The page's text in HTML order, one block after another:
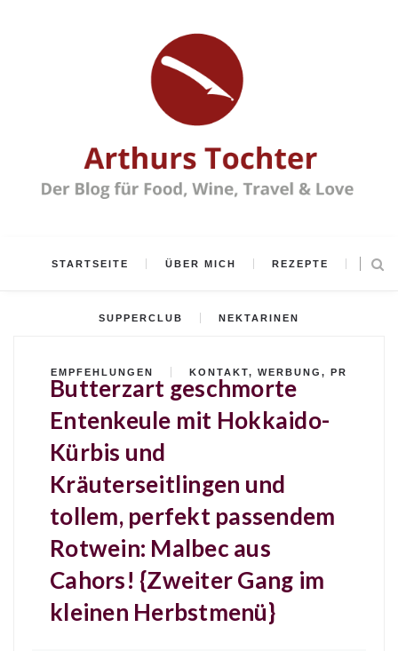
STARTSEITE ÜBER MICH REZEPTE
SUPPERCLUB NEKTARINEN
EMPFEHLUNGEN KONTAKT, WERBUNG, PR
Butterzart geschmorte
Entenkeule mit Hokkaido-
Kürbis und
Kräuterseitlingen und
tollem, perfekt passendem
Rotwein: Malbec aus
Cahors! {Zweiter Gang im
kleinen Herbstmenü}